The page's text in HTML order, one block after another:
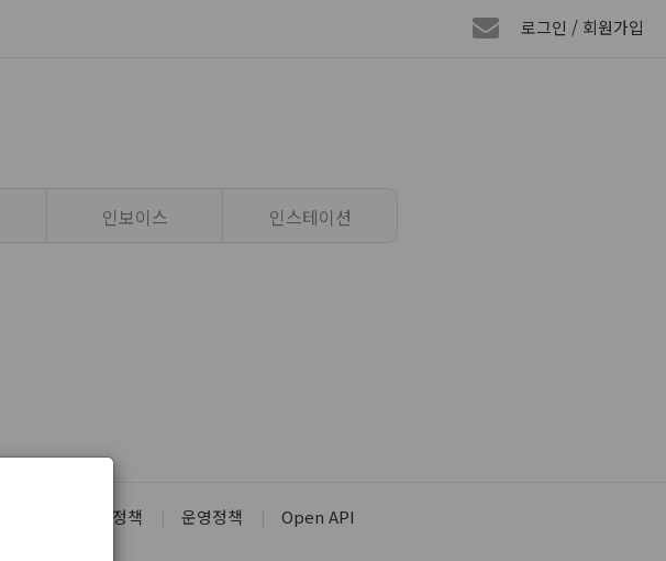
로그인 / 회원가입
인보이스 인스테이션
청소년 보호정책 운영정책 Open API